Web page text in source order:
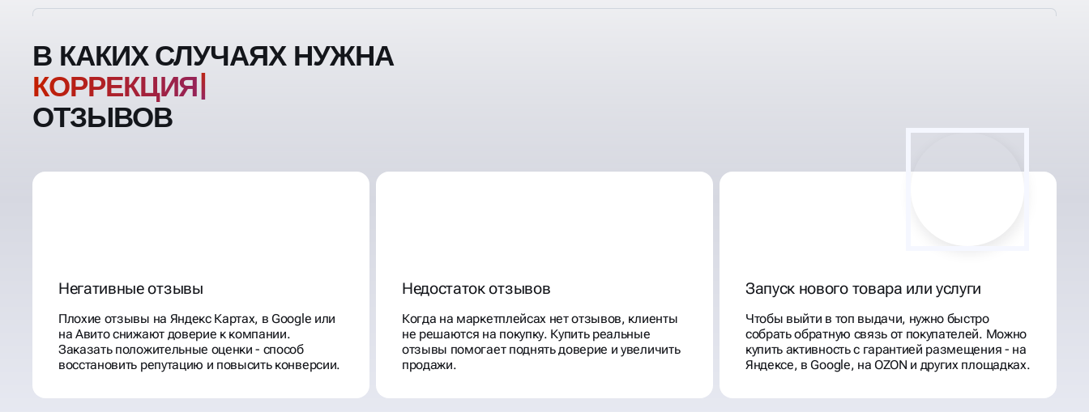
В КАКИХ СЛУЧАЯХ НУЖНА
ОТЗЫВОВ
Негативные отзывы
Плохие отзывы на Яндекс Картах, в Google или
на Авито снижают доверие к компании.
Заказать положительные оценки - способ
восстановить репутацию и повысить конверсии.
Недостаток отзывов
Когда на маркетплейсах нет отзывов, клиенты
не решаются на покупку. Купить реальные
отзывы помогает поднять доверие и увеличить
продажи.
Запуск нового товара или услуги
Чтобы выйти в топ выдачи, нужно быстро
собрать обратную связь от покупателей. Можно
купить активность с гарантией размещения - на
Яндексе, в Google, на OZON и других площадках.